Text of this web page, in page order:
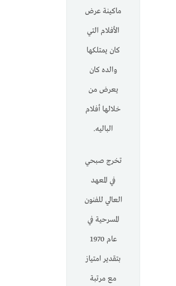
ماكينة عرض
الأفلام التي
كان يمتلكها
والده كان
يعرض من
خلالها أفلام
الباليه.
تخرج صبحي
في المعهد
العالي للفنون
المسرحية في
عام 1970
بتقدير امتياز
مع مرتبة